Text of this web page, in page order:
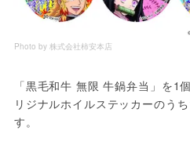
Photo by 株式会社柿安本店
「黒毛和牛 無限 牛鍋弁当」を1
リジナルホイルステッカーのう
す。